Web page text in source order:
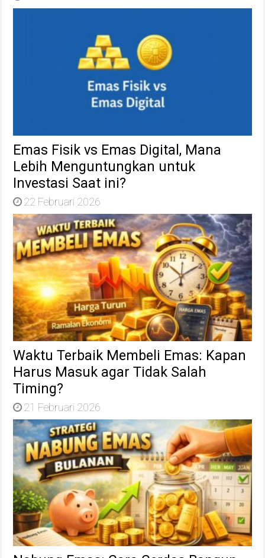
Emas Fisik vs Emas Digital, Mana
Lebih Menguntungkan untuk
Investasi Saat ini?
22 Februari 2026
Waktu Terbaik Membeli Emas: Kapan
Harus Masuk agar Tidak Salah
Timing?
21 Februari 2026